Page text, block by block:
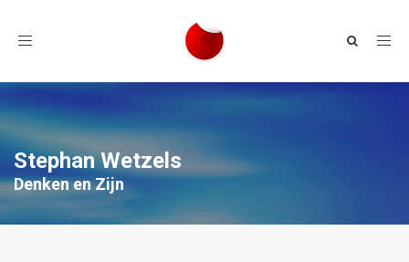
Toggle
Stephan Wetzels
Denken en Zijn